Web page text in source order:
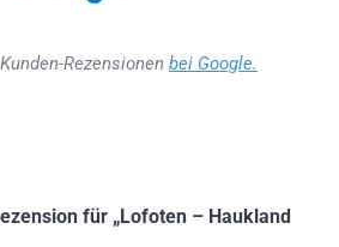
Rezensionen bei Google.
für „Lofoten – Haukland